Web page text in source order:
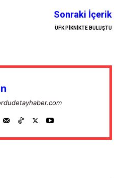
Sonraki İçerik
ÜFK PİKNİKTE BULUŞTU